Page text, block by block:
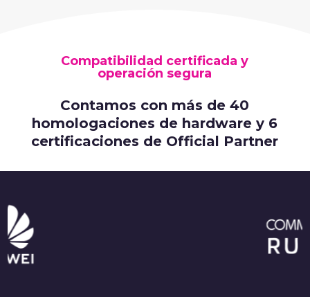
Compatibilidad certificada y
operación segura
Contamos con más de 40
homologaciones de hardware y 6
certificaciones de Official Partner